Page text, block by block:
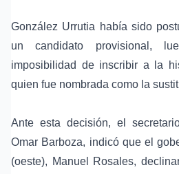
González Urrutia había sido
un candidato provisional,
imposibilidad de inscribir a la
quien fue nombrada como la
Ante esta decisión, el
Omar Barboza, indicó que el
(oeste), Manuel Rosales,